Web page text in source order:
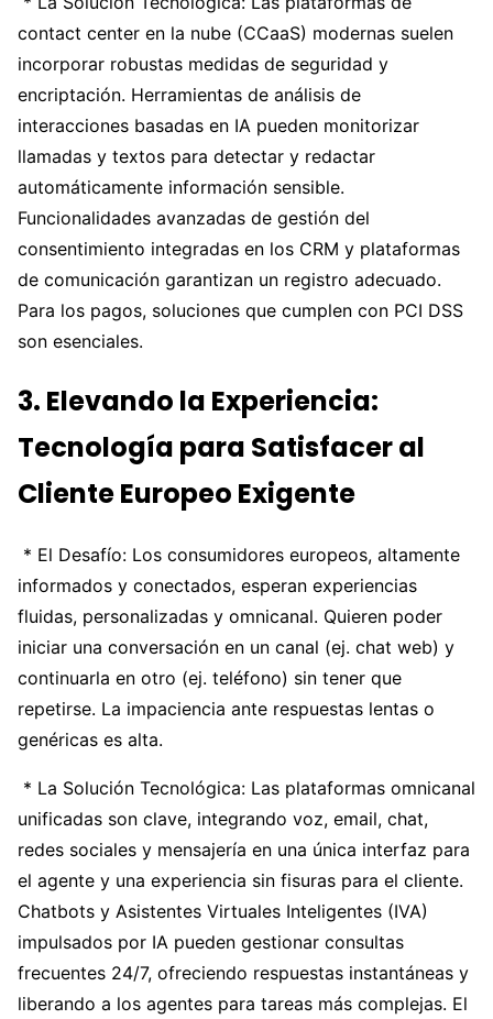
contact center en la nube (CCaaS) modernas suelen
incorporar robustas medidas de seguridad y
encriptación. Herramientas de análisis de
interacciones basadas en IA pueden monitorizar
llamadas y textos para detectar y redactar
automáticamente información sensible.
Funcionalidades avanzadas de gestión del
consentimiento integradas en los CRM y plataformas
de comunicación garantizan un registro adecuado.
Para los pagos, soluciones que cumplen con PCI DSS
son esenciales.
3. Elevando la Experiencia:
Tecnología para Satisfacer al
Cliente Europeo Exigente
* El Desafío: Los consumidores europeos, altamente
informados y conectados, esperan experiencias
fluidas, personalizadas y omnicanal. Quieren poder
iniciar una conversación en un canal (ej. chat web) y
continuarla en otro (ej. teléfono) sin tener que
repetirse. La impaciencia ante respuestas lentas o
genéricas es alta.
* La Solución Tecnológica: Las plataformas omnicanal
unificadas son clave, integrando voz, email, chat,
redes sociales y mensajería en una única interfaz para
el agente y una experiencia sin fisuras para el cliente.
Chatbots y Asistentes Virtuales Inteligentes (IVA)
impulsados por IA pueden gestionar consultas
frecuentes 24/7, ofreciendo respuestas instantáneas y
liberando a los agentes para tareas más complejas. El